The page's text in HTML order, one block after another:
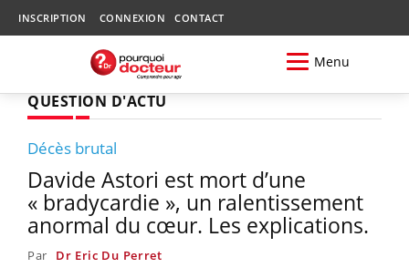
INSCRIPTION CONNEXION CONTACT
Menu
QUESTION D'ACTU
Décès brutal
Davide Astori est mort d’une
« bradycardie », un ralentissement
anormal du cœur. Les explications.
Par Dr Eric Du Perret